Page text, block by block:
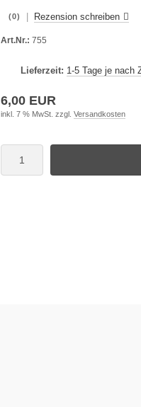
(0) Rezension schreiben
Art.Nr.: 755
Lieferzeit: 1-5 Tage je nach
6,00 EUR
inkl. 7 % MwSt. zzgl. Versandkosten